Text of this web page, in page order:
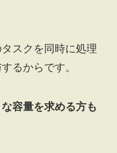
スクを同時に処理
るからです。
容量を求める方も